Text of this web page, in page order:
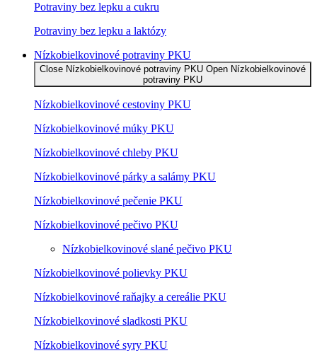
Potraviny bez lepku a cukru
Potraviny bez lepku a laktózy
Nízko­bielkovinové potraviny PKU
Close Nízko­bielkovinové potraviny PKU Open Nízko­bielkovinové
potraviny PKU
Nízko­bielkovinové cestoviny PKU
Nízko­bielkovinové múky PKU
Nízkobielkovinové chleby PKU
Nízkobielkovinové párky a salámy PKU
Nízkobielkovinové pečenie PKU
Nízkobielkovinové pečivo PKU
Nízkobielkovinové slané pečivo PKU
Nízkobielkovinové polievky PKU
Nízkobielkovinové raňajky a cereálie PKU
Nízkobielkovinové sladkosti PKU
Nízkobielkovinové syry PKU